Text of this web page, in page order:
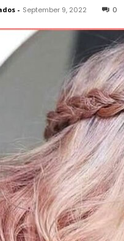
- September 9, 2022 0